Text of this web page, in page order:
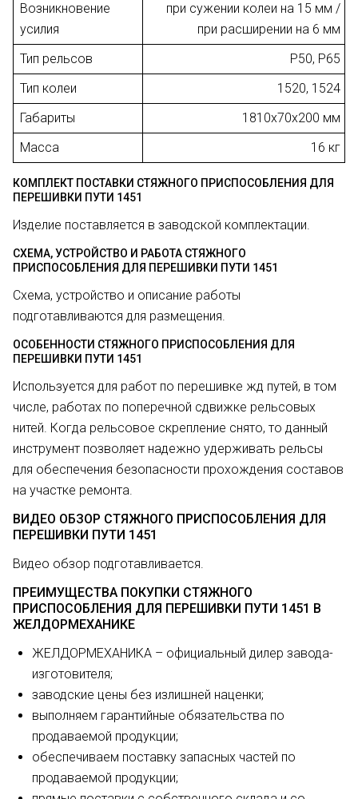
Возникновение
усилия
при сужении колеи на 15 мм /
при расширении на 6 мм
Тип рельсов
Р50, Р65
Тип колеи
1520, 1524
Габариты
1810х70х200 мм
Масса
16 кг
КОМПЛЕКТ ПОСТАВКИ СТЯЖНОГО ПРИСПОСОБЛЕНИЯ ДЛЯ
ПЕРЕШИВКИ ПУТИ 1451
Изделие поставляется в заводской комплектации.
СХЕМА, УСТРОЙСТВО И РАБОТА СТЯЖНОГО
ПРИСПОСОБЛЕНИЯ ДЛЯ ПЕРЕШИВКИ ПУТИ 1451
Схема, устройство и описание работы
подготавливаются для размещения.
ОСОБЕННОСТИ СТЯЖНОГО ПРИСПОСОБЛЕНИЯ ДЛЯ
ПЕРЕШИВКИ ПУТИ 1451
Используется для работ по перешивке жд путей, в том
числе, работах по поперечной сдвижке рельсовых
нитей. Когда рельсовое скрепление снято, то данный
инструмент позволяет надежно удерживать рельсы
для обеспечения безопасности прохождения составов
на участке ремонта.
ВИДЕО ОБЗОР СТЯЖНОГО ПРИСПОСОБЛЕНИЯ ДЛЯ
ПЕРЕШИВКИ ПУТИ 1451
Видео обзор подготавливается.
ПРЕИМУЩЕСТВА ПОКУПКИ СТЯЖНОГО
ПРИСПОСОБЛЕНИЯ ДЛЯ ПЕРЕШИВКИ ПУТИ 1451 В
ЖЕЛДОРМЕХАНИКЕ
ЖЕЛДОРМЕХАНИКА – официальный дилер завода-
изготовителя;
заводские цены без излишней наценки;
выполняем гарантийные обязательства по
продаваемой продукции;
обеспечиваем поставку запасных частей по
продаваемой продукции;